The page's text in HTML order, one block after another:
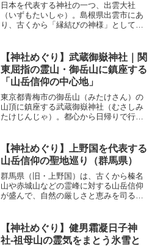
日本を代表する神社の一つ、出雲大社
（いずもたいしゃ）。島根県出雲市にあ
り、古くから「縁結びの神様」として全
築様式、参拝のポイント、周辺の見どこ
ろまで、じっくりと深掘りし...
【神社めぐり】武蔵御嶽神社｜関
東屈指の霊山・御岳山に鎮座する
「山岳信仰の中心地」
東京都青梅市の御岳山（みたけさん）の
山頂に鎮座する武蔵御嶽神社（むさしみ
たけじんじゃ）。都心から日帰りで行け
てきました。オオカミ（大口真神 / おお
くちまがみ）信仰、...
【神社めぐり】上野国を代表する
山岳信仰の聖地巡り（群馬県）
群馬県（旧・上野国）は、古くから榛名
山や赤城山などの霊峰に対する山岳信仰
が盛んで、自然の厳しさと恵みを司る
ど、由緒ある神社も多く存在します。こ
こでは、群馬県を代表する主要...
【神社めぐり】健男霜凝日子神
社-祖母山の霊気をまとう氷雪と